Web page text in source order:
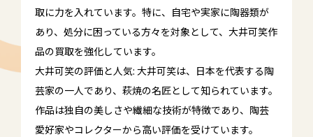
取に力を入れています。特に、自宅や実家に陶器類が
あり、処分に困っている方々を対象として、大井可笑作
品の買取を強化しています。
大井可笑の評価と人気: 大井可笑は、日本を代表する陶
芸家の一人であり、萩焼の名匠として知られています。
作品は独自の美しさや繊細な技術が特徴であり、陶芸
愛好家やコレクターから高い評価を受けています。